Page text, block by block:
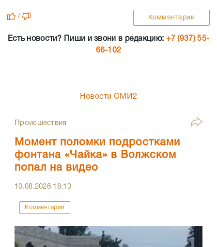
/ Комментарии
Есть новости? Пиши и звони в редакцию: +7 (937) 55-
66-102
Новости СМИ2
Происшествия
Момент поломки подростками
фонтана «Чайка» в Волжском
попал на видео
10.08.2026 18:13
Комментарии